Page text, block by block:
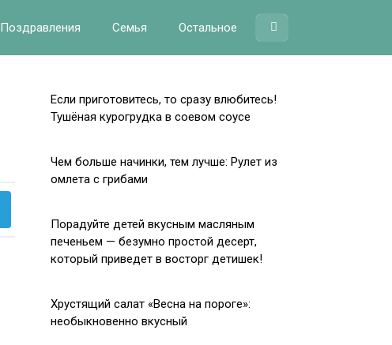
Поздравления Семья Остальное
Если приготовитесь, то сразу влюбитесь!
Тушёная курогрудка в соевом соусе
Чем больше начинки, тем лучше: Рулет из
омлета с грибами
Порадуйте детей вкусным масляным
печеньем — безумно простой десерт,
который приведет в восторг детишек!
Хрустящий салат «Весна на пороге»:
необыкновенно вкусный